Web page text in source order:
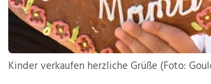
Kinder verkaufen herzliche Grüße (Foto: